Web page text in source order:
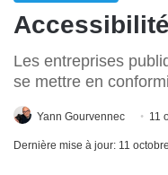
Les entreprises
se mettre en
Yann Gourvennec 11
Dernière mise à jour: 11